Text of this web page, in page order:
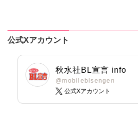
公式Xアカウント
秋水社BL宣言 info
@mobileblsengen
公式Xアカウント